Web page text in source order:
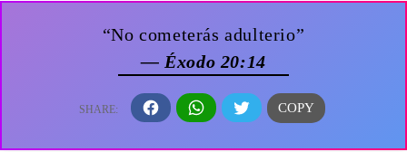
“No cometerás adulterio”
— Éxodo 20:14